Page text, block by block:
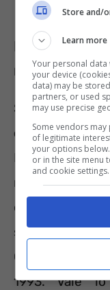
Il citofono
malattia
Stare in
citofono che
Non c’è
non sia
che il citofono
suonato non è
Cassazione
1993. Vale
Store and/
Learn more
Your personal
your device
data) may be
partners, or used
may use precise
Some vendors
of legitimate
your options
or in the site menu
and cookie settings.